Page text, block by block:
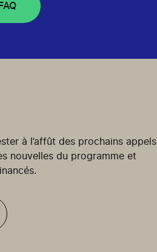
à l’affût des prochains appels
nouvelles du programme et